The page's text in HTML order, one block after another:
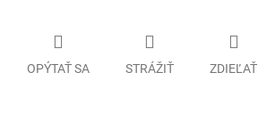
OPÝTAŤ SA STRÁŽIŤ ZDIEĽAŤ